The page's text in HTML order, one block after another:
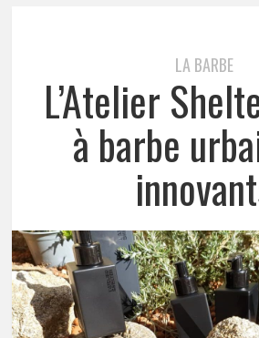
LA BARBE
L’Atelier
à barbe